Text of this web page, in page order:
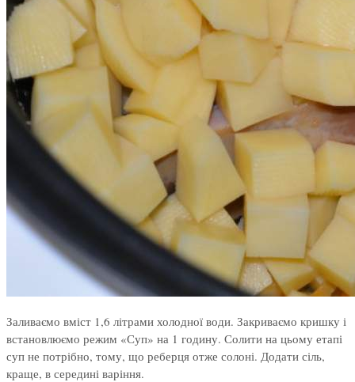
Заливаємо вміст 1,6 літрами холодної води. Закриваємо кришку і
встановлюємо режим «Суп» на 1 годину. Солити на цьому етапі
суп не потрібно, тому, що реберця отже солоні. Додати сіль,
краще, в середині варіння.